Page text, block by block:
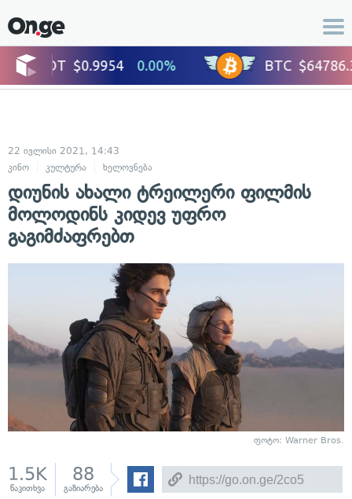
22 ივლისი 2021, 14:43
კინო
კულტურა ხელოვნება
დიუნის ახალი ტრეილერი ფილმის
მოლოდინს კიდევ უფრო
გაგიმძაფრებთ
ფოტო: Warner Bros.
1.5K
წაკითხვა
88
გაზიარება